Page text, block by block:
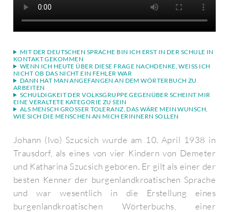
MIT DER DEUTSCHEN SPRACHE BIN ICH ERST IN DER SCHULE IN
KONTAKT GEKOMMEN
WENN ICH HEUTE ÜBER DIESE FRAGE NACHDENKE, WEISS ICH N
ICHT OB DAS NICHT EIN FEHLER WAR
DANN HAT MAN ANGEFANGEN AN DEM WÖRTERBUCH ZU
ARBEITEN
SCHULDIGKEIT DER VOLKSGRUPPE GEGENÜBER SCHEINT MIR
EINE VERALTETE KATEGORIE ZU SEIN
ALS MENSCH GROSSER TOLERANZ, DAS WÄRE MEIN WUNSCH, W
IE SICH DIE MENSCHEN AN MICH ERINNERN SOLLEN
Johann (Ivo) Szucsich wurde am 10. April 1938 in
Trausdorf, als eines von vier Kindern von Demeter
und Katharina Szucsich geboren. Er gilt als einer der
besten Kenner der burgenlandkroatischen Sprache
und war wesentlich in die Erstellung eines
burgenlandkroatischen Wörterbuchs, einer